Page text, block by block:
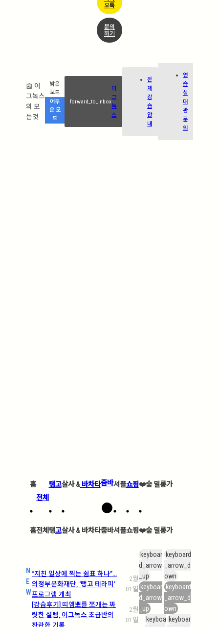
오톡
문의
하기
📰 이
그녹스
의 모
든것
밝은
모드
어두
운 모
드
forward_to_inbox
이
그
녹
스
전
체
강
습
안
내
연
습
실
대
관
문
의
홈
홈
전체
전체
탱고
탱고
살사 &바차타
살사 &바차타
줌바
줌바
셔플
셔플
쇼핑
쇼핑
❤️숲 밀롱가
❤️숲 밀롱가
N
E
W
“지친 일상에 찍는 쉼표 하나”…
의정부문화재단, ‘탱고 테라피’
프로그램 개최
2월
01일
[강습후기] 띠엠뽀를 쪼개는 짜
릿한 설렘, 이그녹스 초급반의
찬란한 기록
2월
01일
keyboar
d_arrow
_up
keyboar
d_arrow
_up
keyboard
_arrow_d
own
keyboard
_arrow_d
own
keyboa keyboar